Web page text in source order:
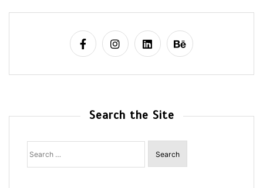
Search the Site
Search
for: